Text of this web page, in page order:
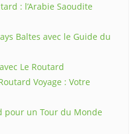
: l’Arabie Saoudite
Baltes avec le Guide du
Le Routard
Voyage : Votre
pour un Tour du Monde